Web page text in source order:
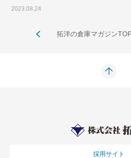
2023.08.24
拓洋の倉庫マガジン
採用サイト